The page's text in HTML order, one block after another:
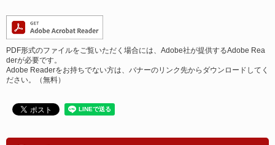
PDF形式のファイルをご覧いただく場合には、Adobe社が提供するAdobe Rea
derが必要です。
Adobe Readerをお持ちでない方は、バナーのリンク先からダウンロードしてく
ださい。（無料）